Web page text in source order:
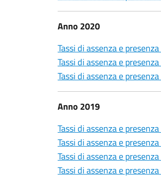
Anno 2020
Tassi di assenza e
Tassi di assenza e
Tassi di assenza e
Anno 2019
Tassi di assenza e
Tassi di assenza e
Tassi di assenza e
Tassi di assenza e